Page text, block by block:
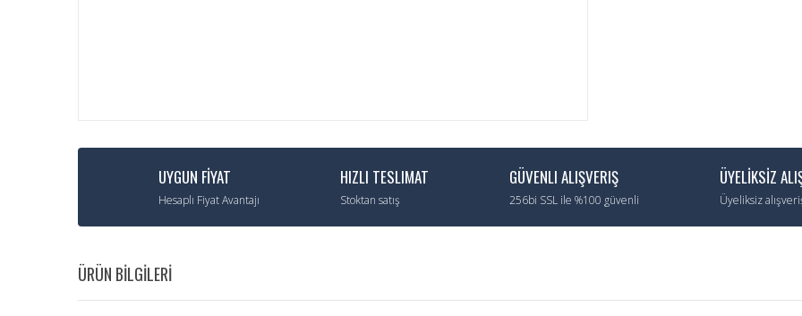
UYGUN FİYAT
Hesaplı Fiyat Avantajı
HIZLI TESLIMAT
Stoktan satış
GÜVENLI ALIŞVERIŞ
256bi SSL ile %100 güvenli
ÜYELİKSİZ
Üyeliksiz
ÜRÜN BİLGİLERİ